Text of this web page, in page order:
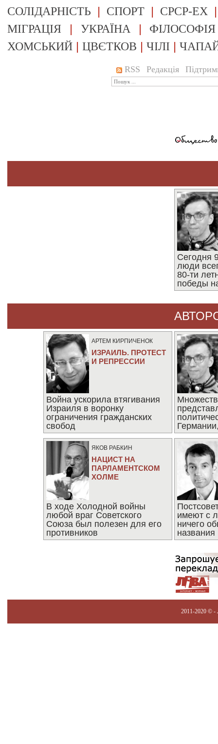
СОЛІДАРНІСТЬ | СПОРТ | СРСР-EX
МІГРАЦІЯ | УКРАЇНА | ФІЛОСОФІЯ
ХОМСЬКИЙ | ЦВЄТКОВ | ЧІЛІ |
RSS Редакція
Сегодня
люди
80-ти
победы
АРТЕМ КИРПИЧЕНОК
ИЗРАИЛЬ. ПРОТЕСТ
И РЕПРЕССИИ
Война ускорила втягивания
Израиля в воронку
ограничения гражданских
свобод
ЯКОВ РАБКИН
НАЦИСТ НА
ПАРЛАМЕНТСКОМ
ХОЛМЕ
В ходе Холодной войны
любой враг Советского
Союза был полезен для его
противников
имеют с
ничего
названия
2011-2020 © -